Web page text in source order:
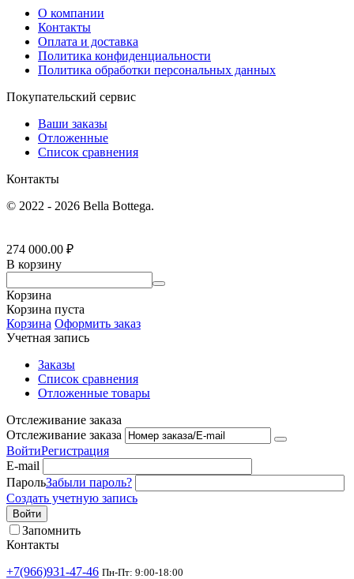
О компании
Контакты
Оплата и доставка
Политика конфиденциальности
Политика обработки персональных данных
Покупательский сервис
Ваши заказы
Отложенные
Список сравнения
Контакты
© 2022 - 2026 Bella Bottega.
274 000.00 ₽
В корзину
Корзина
Корзина пуста
Корзина Оформить заказ
Учетная запись
Заказы
Список сравнения
Отложенные товары
Отслеживание заказа
Отслеживание заказа
ВойтиРегистрация
E-mail
ПарольЗабыли пароль?
Создать учетную запись
Войти
Запомнить
Контакты
+7(966)931-47-46 Пн-Пт: 9:00-18:00